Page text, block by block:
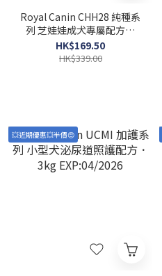
Royal Canin CHH28 純種系
列 芝娃娃成犬專屬配方．
3kg EXP:06/2026
HK$169.50
HK$339.00
💥近期優惠💥半價😍